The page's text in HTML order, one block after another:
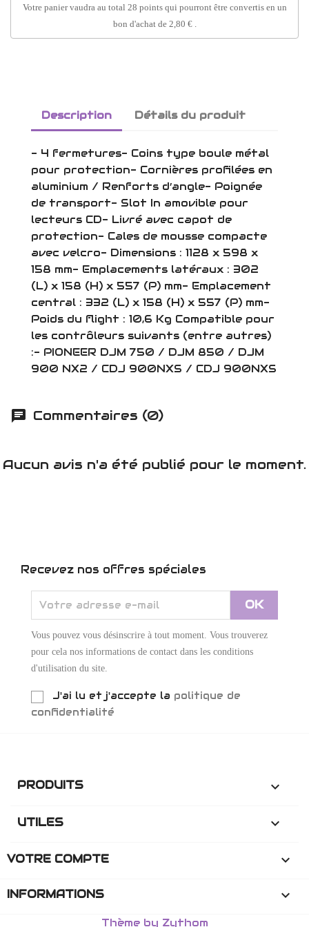
Votre panier vaudra au total 28 pointsqui pourront être convertis en un
bon d'achat de 2,80 €.
Description Détails du produit
- 4 fermetures- Coins type boule métal
pour protection- Cornières profilées en
aluminium / Renforts d’angle- Poignée
de transport- Slot In amovible pour
lecteurs CD- Livré avec capot de
protection- Cales de mousse compacte
avec velcro- Dimensions : 1128 x 598 x
158 mm- Emplacements latéraux : 302
(L) x 158 (H) x 557 (P) mm- Emplacement
central : 332 (L) x 158 (H) x 557 (P) mm-
Poids du flight : 10,6 Kg Compatible pour
les contrôleurs suivants (entre autres)
:- PIONEER DJM 750 / DJM 850 / DJM
900 NX2 / CDJ 900NXS / CDJ 900NXS
Commentaires (0)
Aucun avis n'a été publié pour le moment.
Recevez nos offres spéciales
Vous pouvez vous désinscrire à tout moment. Vous trouverez
pour cela nos informations de contact dans les conditions
d'utilisation du site.
J'ai lu et j'accepte la politique de
confidentialité
PRODUITS 
UTILES 
VOTRE COMPTE 
INFORMATIONS keyboard_arrow_down
Thème by Zythom